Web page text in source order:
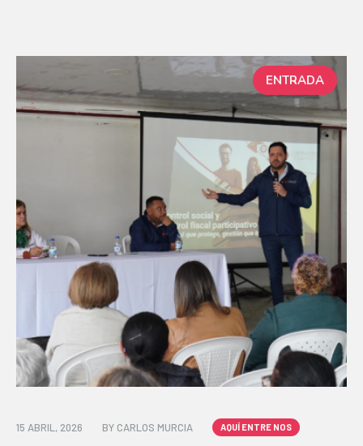
ENTRADA
15 ABRIL, 2026 BY CARLOS MURCIA AQUÍ ENTRE NOS